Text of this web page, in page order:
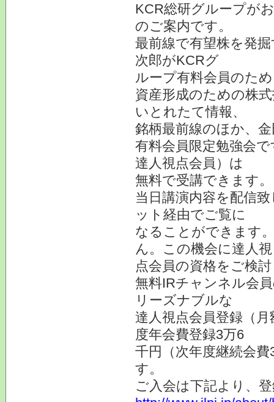
KCR総研グループが
のご案内です。
最前線で有望株を発
次郎がKCRグ
ループ有料会員のた
資産形成のための株
いとれたて情報、
銘柄最前線のほか、
有料会員限定勉強会
達人視点会員）は
無料で受講できます。
当日講演内容を配信
ット経由でご覧に
なることができます
ん。この機会に達人視
点会員の資格をご検
無料IRチャンネル会
リーズナブルな
達人視点会員登録（
度年会費登録3万6
千円（次年度継続会
す。
ご入会は下記より、